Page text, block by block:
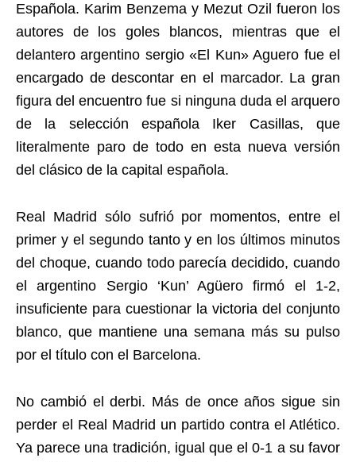
Española. Karim Benzema y Mezut Ozil fueron los
autores de los goles blancos, mientras que el
delantero argentino sergio «El Kun» Aguero fue el
encargado de descontar en el marcador. La gran
figura del encuentro fue si ninguna duda el arquero
de la selección española Iker Casillas, que
literalmente paro de todo en esta nueva versión
del clásico de la capital española.
Real Madrid sólo sufrió por momentos, entre el
primer y el segundo tanto y en los últimos minutos
del choque, cuando todo parecía decidido, cuando
el argentino Sergio ‘Kun’ Agüero firmó el 1-2,
insuficiente para cuestionar la victoria del conjunto
blanco, que mantiene una semana más su pulso
por el título con el Barcelona.
No cambió el derbi. Más de once años sigue sin
perder el Real Madrid un partido contra el Atlético.
Ya parece una tradición, igual que el 0-1 a su favor